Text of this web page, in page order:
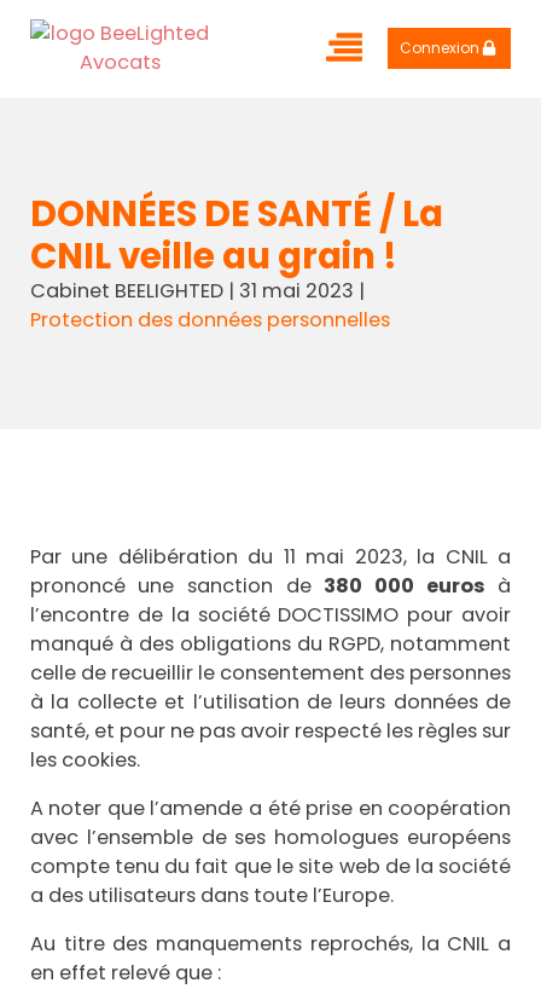
Connexion
DONNÉES DE SANTÉ / La
CNIL veille au grain !
Cabinet BEELIGHTED| 31 mai 2023 |
Protection des données personnelles
Par une délibération du 11 mai 2023, la CNIL a
prononcé une sanction de 380 000 euros à
l’encontre de la société DOCTISSIMO pour avoir
manqué à des obligations du RGPD, notamment
celle de recueillir le consentement des personnes
à la collecte et l’utilisation de leurs données de
santé, et pour ne pas avoir respecté les règles sur
les cookies.
A noter que l’amende a été prise en coopération
avec l’ensemble de ses homologues européens
compte tenu du fait que le site web de la société
a des utilisateurs dans toute l’Europe.
Au titre des manquements reprochés, la CNIL a
en effet relevé que :